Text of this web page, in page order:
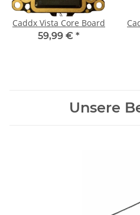
Caddx Vista Core Board
59,99 € *
Unsere